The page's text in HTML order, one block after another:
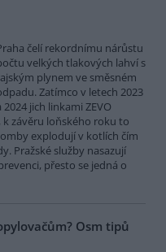
čelí rekordnímu nárůstu
velkých tlakových lahví s
plynem ve směsném
Zatímco v letech 2023
2024 jich linkami ZEVO
závěru loňského roku to
explodují v kotlích čím
Pražské služby nasazují
přesto se jedná o
Osm tipů